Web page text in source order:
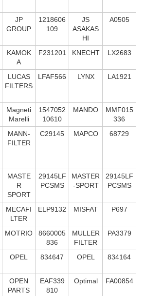
JP
GROUP
1218606
109
JS
ASAKAS
HI
A0505
KAMOK
A
F231201 KNECHT LX2683
LUCAS
FILTERS
LFAF566 LYNX LA1921
Magneti
Marelli
1547052
10610
MANDO
MMF015
336
MANN-
FILTER
C29145 MAPCO 68729
MASTE
R
SPORT
29145LF
PCSMS
MASTER
-SPORT
29145LF
PCSMS
MECAFI
LTER
ELP9132 MISFAT P697
MOTRIO
8660005
836
MULLER
FILTER
PA3379
OPEL 834647 OPEL 834164
OPEN
PARTS
EAF339
810
Optimal FA00854